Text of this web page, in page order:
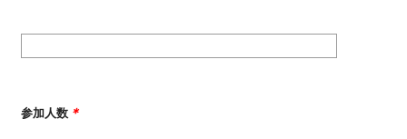
参加人数 ＊